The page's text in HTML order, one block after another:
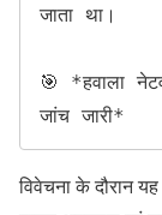
जाता था।
🎯 *हवाला
जांच जारी*
विवेचना के दौरान